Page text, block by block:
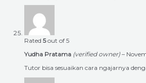
Rated 5out of 5
Yudha Pratama (verified owner) –
Tutor bisa sesuaikan cara ngajarnya